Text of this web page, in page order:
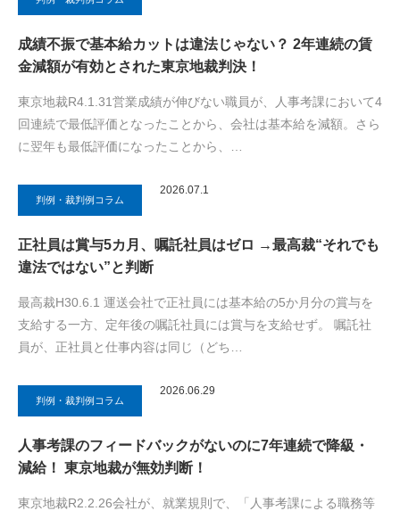
成績不振で基本給カットは違法じゃない？ 2年連続の賃
金減額が有効とされた東京地裁判決！
東京地裁R4.1.31営業成績が伸びない職員が、人事考課において4
回連続で最低評価となったことから、会社は基本給を減額。さら
に翌年も最低評価になったことから、…
判例・裁判例コラム
2026.07.1
正社員は賞与5カ月、嘱託社員はゼロ →最高裁“それでも
違法ではない”と判断
最高裁H30.6.1 運送会社で正社員には基本給の5か月分の賞与を
支給する一方、定年後の嘱託社員には賞与を支給せず。 嘱託社
員が、正社員と仕事内容は同じ（どち…
判例・裁判例コラム
2026.06.29
人事考課のフィードバックがないのに7年連続で降級・
減給！ 東京地裁が無効判断！
東京地裁R2.2.26会社が、就業規則で、「人事考課による職務等